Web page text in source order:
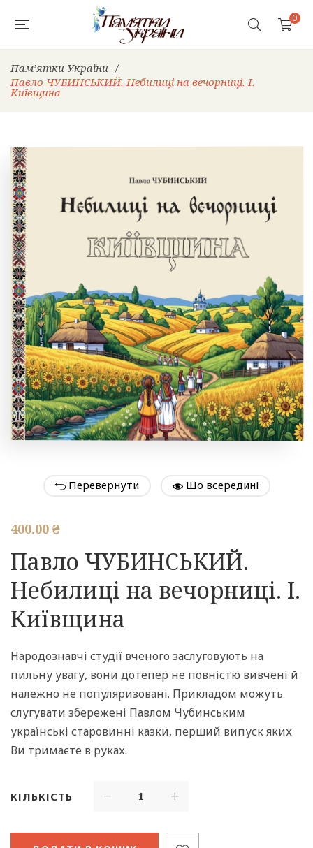
0
Пам’ятки України /
Павло ЧУБИНСЬКИЙ. Небилиці на вечорниці. І.
Київщина
Перевернути Що всередині
400.00 ₴
Павло ЧУБИНСЬКИЙ.
Небилиці на вечорниці. І.
Київщина
Народознавчі студії вченого заслуговують на
пильну увагу, вони дотепер не повністю вивчені й
належно не популяризовані. Прикладом можуть
слугувати збережені Павлом Чубинським
українські старовинні казки, перший випуск яких
Ви тримаєте в руках.
КІЛЬКІСТЬ